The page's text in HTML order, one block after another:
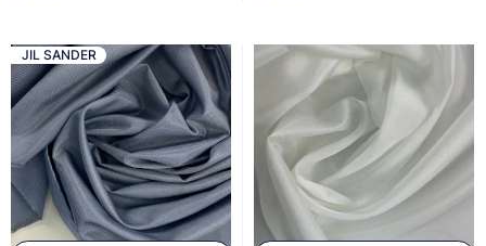
JIL SANDER